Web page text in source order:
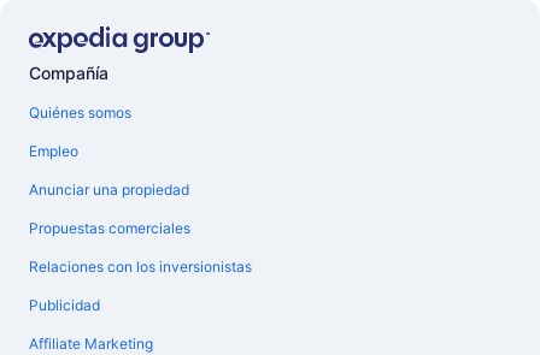
Compañía
Quiénes somos
Empleo
Anunciar una propiedad
Propuestas comerciales
Relaciones con los inversionistas
Publicidad
Affiliate Marketing